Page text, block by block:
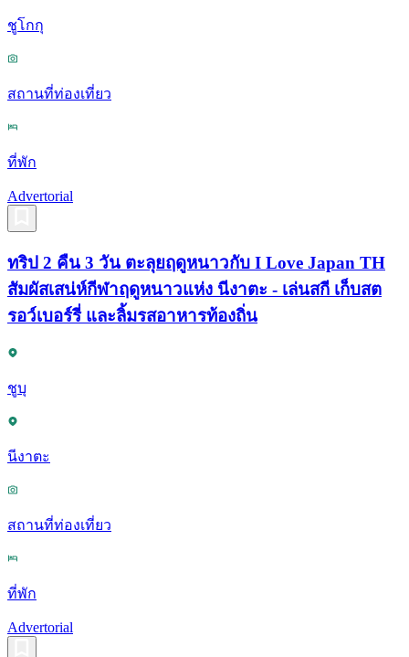
ชูโกกุ
สถานที่ท่องเที่ยว
ที่พัก
Advertorial
ทริป 2 คืน 3 วัน ตะลุยฤดูหนาวกับ I Love Japan TH
สัมผัสเสน่ห์กีฬาฤดูหนาวแห่ง นีงาตะ - เล่นสกี เก็บสต
รอว์เบอร์รี่ และลิ้มรสอาหารท้องถิ่น
ชูบุ
นีงาตะ
สถานที่ท่องเที่ยว
ที่พัก
Advertorial